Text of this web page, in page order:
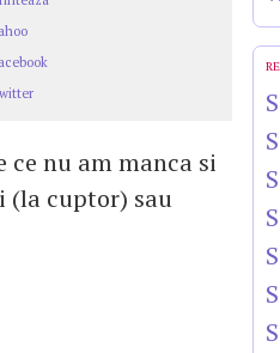
ce nu am manca si
(la cuptor) sau